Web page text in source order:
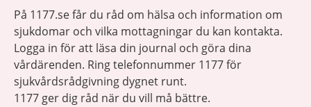
På 1177.se får du råd om hälsa och information om
sjukdomar och vilka mottagningar du kan kontakta.
Logga in för att läsa din journal och göra dina
vårdärenden. Ring telefonnummer 1177 för
sjukvårdsrådgivning dygnet runt.
1177 ger dig råd när du vill må bättre.